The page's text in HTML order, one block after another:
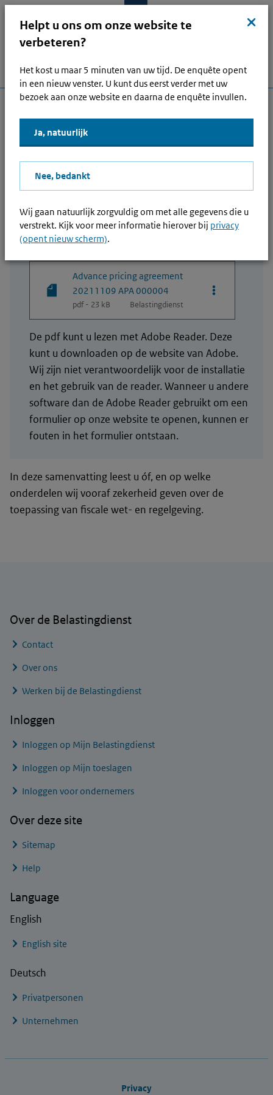
Ga naar hoofdinhoud
Ga direct naar hoofdnavigatie
Ga direct naar footer
Hoofdnavigatie
Home Menu Open
Lees voor
Advance pricing agreement
20211109 APA 000004
Downloaden
Advance pricing agreement
20211109 APA 000004
pdf - 23 kB Belastingdienst
Opties van
De pdf kunt u lezen met Adobe Reader. Deze
kunt u downloaden op de website van Adobe.
Wij zijn niet verantwoordelijk voor de installatie
en het gebruik van de reader. Wanneer u andere
software dan de Adobe Reader gebruikt om een
formulier op onze website te openen, kunnen er
fouten in het formulier ontstaan.
In deze samenvatting leest u óf, en op welke
onderdelen wij vooraf zekerheid geven over de
toepassing van fiscale wet- en regelgeving.
Over de Belastingdienst
Contact
Over ons
Werken bij de Belastingdienst
Inloggen
Inloggen op Mijn Belastingdienst
Inloggen op Mijn toeslagen
Inloggen voor ondernemers
Over deze site
Sitemap
Help
Language
English
English site
Deutsch
Privatpersonen
Unternehmen
Privacy
kruis
Helpt u ons om onze website te
verbeteren?
Het kost u maar 5 minuten van uw tijd. De enquête opent
in een nieuw venster. U kunt dus eerst verder met uw
bezoek aan onze website en daarna de enquête invullen.
Ja, natuurlijk
Nee, bedankt
Wij gaan natuurlijk zorgvuldig om met alle gegevens die u
verstrekt. Kijk voor meer informatie hierover bij privacy
(opent nieuw scherm).